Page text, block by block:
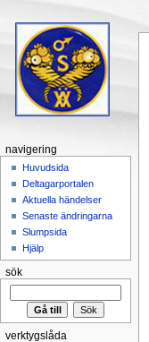
navigering
Huvudsida
Deltagarportalen
Aktuella händelser
Senaste ändringarna
Slumpsida
Hjälp
sök
verktygslåda